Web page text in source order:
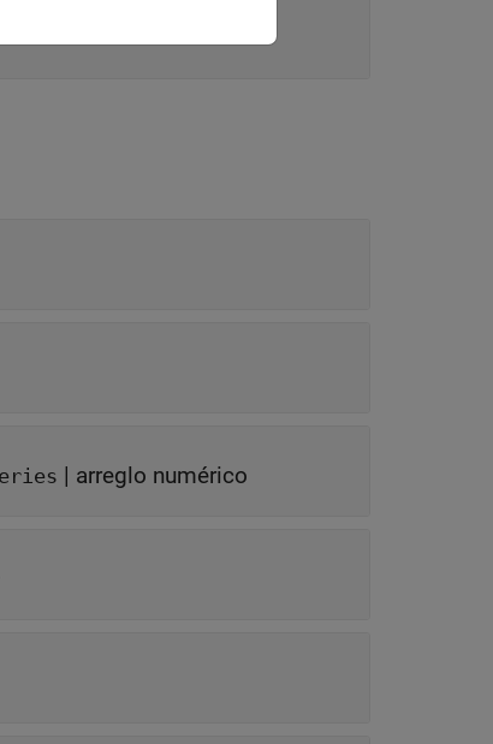
| arreglo numérico